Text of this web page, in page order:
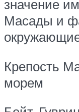
значение
Масады и
Крепость
морем